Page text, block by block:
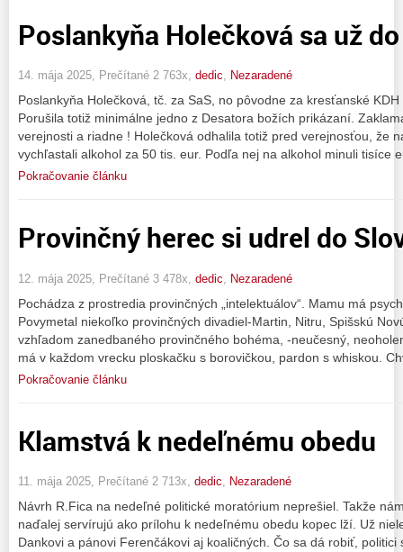
Poslankyňa Holečková sa už
14. mája 2025, Prečítané 2 763x, dedic, Nezaradené
Poslankyňa Holečková, tč. za SaS, no pôvodne za kresťanské
Porušila totiž minimálne jedno z Desatora božích prikázaní.
verejnosti a riadne ! Holečková odhalila totiž pred verejnosťou, že
vychľastali alkohol za 50 tis. eur. Podľa nej na alkohol minuli tisíce
Pokračovanie článku
Provinčný herec si udrel do
12. mája 2025, Prečítané 3 478x, dedic Nezaradené
Pochádza z prostredia provinčných „intelektuálov“. Mamu má
Povymetal niekoľko provinčných divadiel-Martin, Nitru, Spišskú
vzhľadom zanedbaného provinčného bohéma, -neučesný,
má v každom vrecku ploskačku s borovičkou, pardon s whiskou.
Pokračovanie článku
Klamstvá k nedeľnému obedu
11. mája 2025, Prečítané 2 713x, dedic, Nezaradené
Návrh R.Fica na nedeľné politické moratórium neprešiel. Takže
naďalej servírujú ako prílohu k nedeľnému obedu kopec lží. Už
Dankovi a pánovi Ferenčákovi aj koaličných. Čo sa dá robiť,